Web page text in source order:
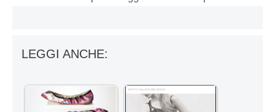
LEGGI ANCHE: